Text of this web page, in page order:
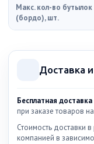
Макс. кол-во бутылок
(бордо), шт.
Доставка
Бесплатная
при заказе товаров
Стоимость доставки
компанией в